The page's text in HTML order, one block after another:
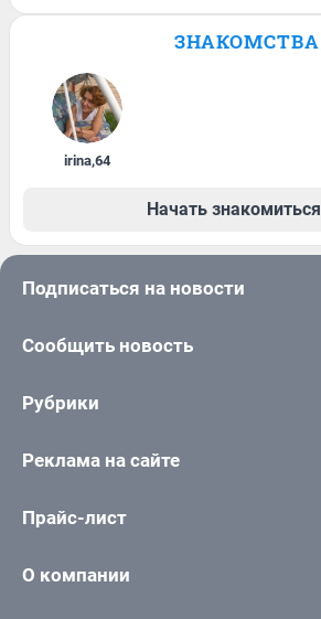
ЗНАКОМСТВА
irina,64
Начать знакомиться
Подписаться на новости
Сообщить новость
Рубрики
Реклама на сайте
Прайс-лист
О компании